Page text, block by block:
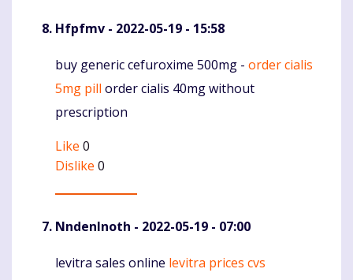
Hfpfmv - 2022-05-19 - 15:58
Komentaras
buy generic cefuroxime 500mg - order cialis
5mg pill order cialis 40mg without
prescription
Like 0
Dislike 0
NndenInoth - 2022-05-19 - 07:00
Komentaras
levitra sales online levitra prices cvs